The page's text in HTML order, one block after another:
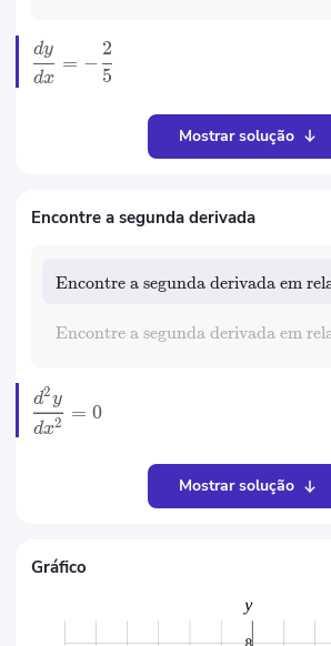
dx
dy
= −
5
2
Mostrar solução
Encontre a segunda derivada
Encontre a segunda derivada em
Encontre a segunda derivada em
dx2
d2y
= 0
Mostrar solução
Gráfico